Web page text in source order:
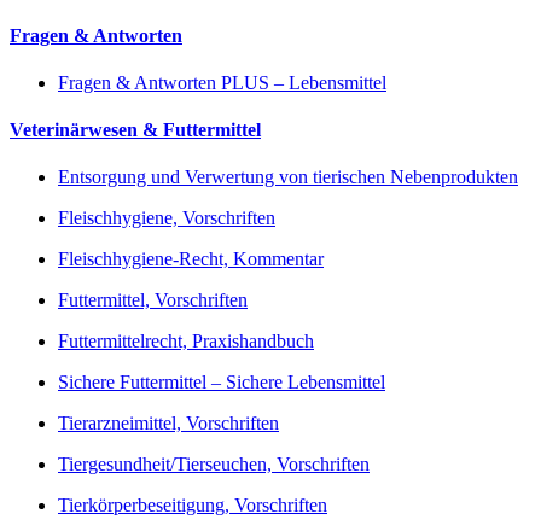
Fragen & Antworten
Fragen & Antworten PLUS – Lebensmittel
Veterinärwesen & Futtermittel
Entsorgung und Verwertung von tierischen Nebenprodukten
Fleischhygiene, Vorschriften
Fleischhygiene-Recht, Kommentar
Futtermittel, Vorschriften
Futtermittelrecht, Praxishandbuch
Sichere Futtermittel – Sichere Lebensmittel
Tierarzneimittel, Vorschriften
Tiergesundheit/Tierseuchen, Vorschriften
Tierkörperbeseitigung, Vorschriften